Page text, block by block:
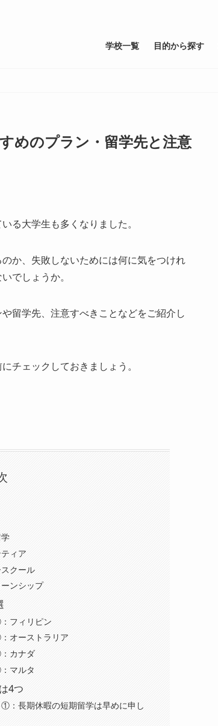
学校一覧 目的から探す
めのプラン・留学先と注意
る大学生も多くなりました。
か、失敗しないためには何に気をつけれ
でしょうか。
留学先、注意すべきことなどをご紹介し
チェックしておきましょう。
ィア
クール
ンシップ
フィリピン
オーストラリア
カナダ
マルタ
4つ
：長期休暇の短期留学は早めに申し